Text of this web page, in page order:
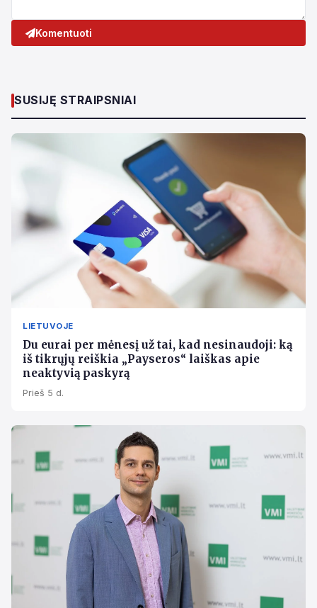
Komentuoti
SUSIJĘ STRAIPSNIAI
LIETUVOJE
Du eurai per mėnesį už tai, kad nesinaudoji: ką
iš tikrųjų reiškia „Payseros“ laiškas apie
neaktyvią paskyrą
Prieš 5 d.